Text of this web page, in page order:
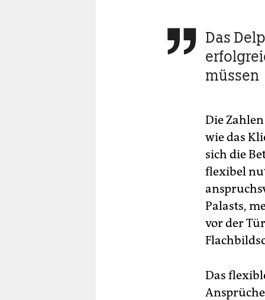
 Das
müssen
Die
wie das
sich die
flexibel
Palasts,
vor der
Das